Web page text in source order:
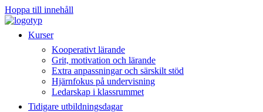
Hoppa till innehåll
Kurser
Kooperativt lärande
Grit, motivation och lärande
Extra anpassningar och särskilt stöd
Hjärnfokus på undervisning
Ledarskap i klassrummet
Tidigare utbildningsdagar